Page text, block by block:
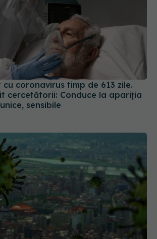
coronavirus timp de 613 zile.
cercetătorii: Conduce la apariția
sensibile
răspândită "prin aer", după
COVID. Oamenii de știință
să coste vieți"